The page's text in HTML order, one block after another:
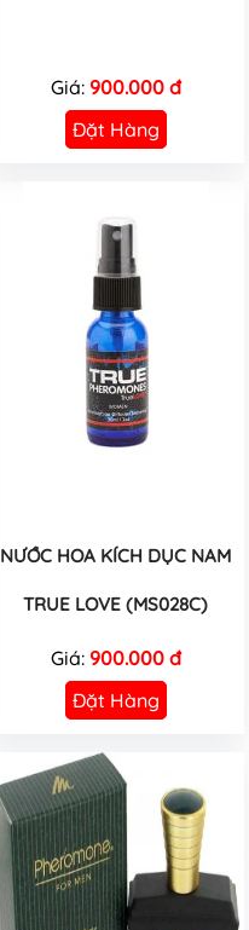
Giá: 900.000 đ
Đặt Hàng
NƯỚC HOA KÍCH DỤC NAM
TRUE LOVE (MS028C)
Giá: 900.000 đ
Đặt Hàng